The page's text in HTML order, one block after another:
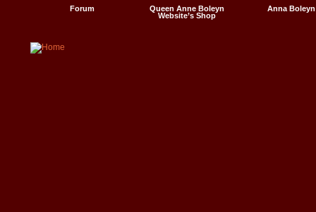
Forum
Queen Anne Boleyn
Website’s Shop
Anna Boleyn